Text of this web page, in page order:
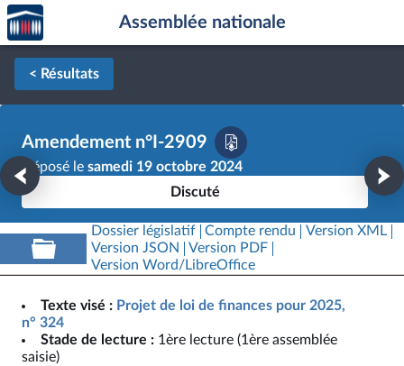
Aller au contenu
Aller en bas de la page
Accèder
à la
page
d'accueil
Assemblée nationale
< Résultats
Amendement n°I-2909
Déposé le samedi 19 octobre 2024
Discuté
Dossier législatif Compte rendu
Version XML
Version JSON
Version PDF
Version Word/LibreOffice
Texte visé : Projet de loi de finances pour 2025,
n° 324
Stade de lecture : 1ère lecture (1ère assemblée
saisie)